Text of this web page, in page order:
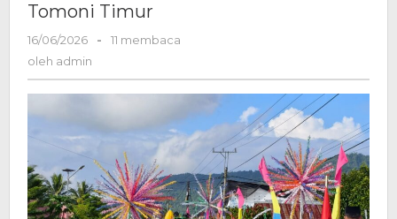
di
Tomoni
Timur
Tomoni Timur
16/06/2026
oleh
-
11 membaca
oleh admin